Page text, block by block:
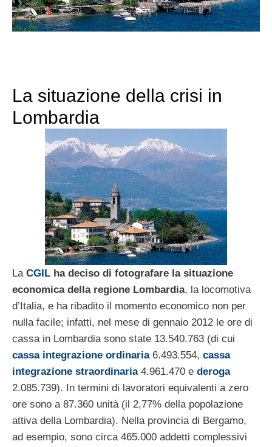
La situazione della crisi in
Lombardia
La CGIL ha deciso di fotografare la situazione
economica della regione Lombardia, la locomotiva
d’Italia, e ha ribadito il momento economico non per
nulla facile; infatti, nel mese di gennaio 2012 le ore di
cassa in Lombardia sono state 13.540.763 (di cui
cassa integrazione ordinaria6.493.554, cassa
integrazione straordinaria4.961.470 e deroga
2.085.739). In termini di lavoratori equivalenti a zero
ore sono a 87.360 unità (il 2,77% della popolazione
attiva della Lombardia). Nella provincia di Bergamo,
ad esempio, sono circa 465.000 addetti complessivi